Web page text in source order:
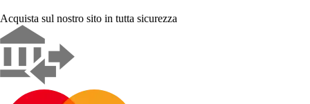
Acquista sul nostro sito in tutta sicurezza